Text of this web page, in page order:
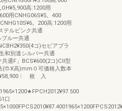
高:1200用
用CNHG06S¥5。400
。200高:1200用
テルビンク共通
ルー共通
コ)セピアブラ
和別達シルバー共通
通F」BCS¥600(2コ)CII型
(巾X高)mm０可価格入数本
枚 入
口